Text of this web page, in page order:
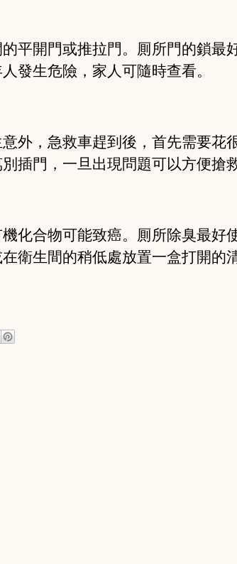
平開門或推拉門。厠所門的鎖最
發生危險，家人可隨時查看。
外，急救車趕到後，首先需要花
插門，一旦出現問題可以方便搶救
化合物可能致癌。厠所除臭最好
衛生間的稍低處放置一盒打開的